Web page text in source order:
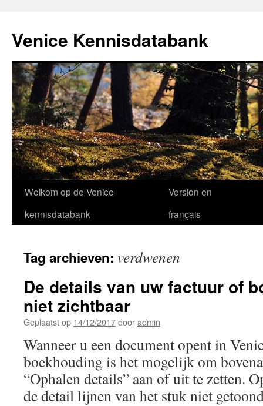
Venice Kennisdatabank
Ga
naar
inhoud
Welkom op de Venice
kennisdatabank
Version en
français
Tag archieven: verdwenen
De details van uw factuur of
niet zichtbaar
Geplaatst op 14/12/2017dooradmin
Wanneer u een document opent in
boekhouding is het mogelijk om
“Ophalen details” aan of uit te zetten.
de detail lijnen van het stuk niet